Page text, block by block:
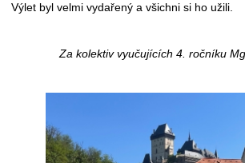
Výlet byl velmi vydařený a všichni si ho užili.
Za kolektiv vyučujících 4. ročníku